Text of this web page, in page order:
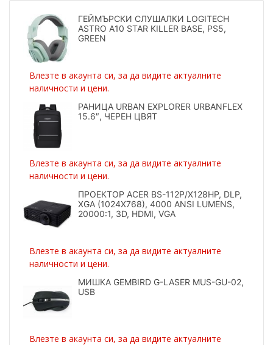
ГЕЙМЪРСКИ СЛУШАЛКИ LOGITECH
ASTRO A10 STAR KILLER BASE, PS5,
GREEN
Влезте в акаунта си, за да видите актуалните
наличности и цени.
РАНИЦА URBAN EXPLORER URBANFLEX
15.6″, ЧЕРЕН ЦВЯТ
Влезте в акаунта си, за да видите актуалните
наличности и цени.
ПРОЕКТОР ACER BS-112P/X128HP, DLP,
XGA (1024X768), 4000 ANSI LUMENS,
20000:1, 3D, HDMI, VGA
Влезте в акаунта си, за да видите актуалните
наличности и цени.
МИШКА GEMBIRD G-LASER MUS-GU-02,
USB
Влезте в акаунта си, за да видите актуалните